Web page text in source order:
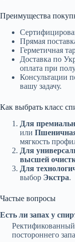
Преимущества
Прямая
Герметичная
Доставка по
оплата при
Консультации
вашу задачу.
Как выбрать класс
Для
или
мягкость
Для
высшей
Для
выбор Экстра.
Частые вопросы
Есть ли запах у
постороннего